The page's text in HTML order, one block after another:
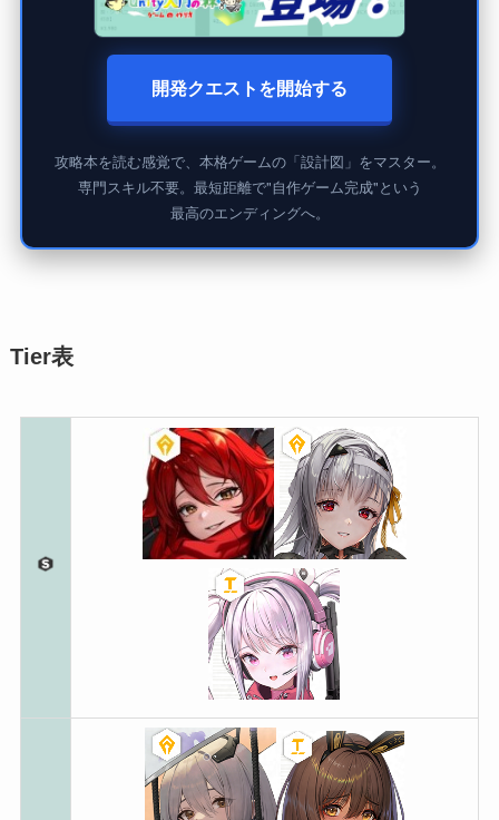
開発クエストを開始する
攻略本を読む感覚で、本格ゲームの「設計図」をマスター。
専門スキル不要。最短距離で"自作ゲーム完成"という
最高のエンディングへ。
Tier表